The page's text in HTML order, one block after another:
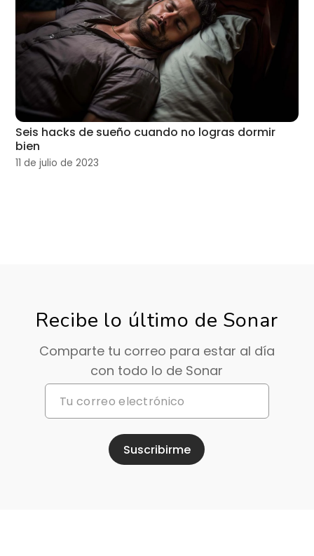
Seis hacks de sueño cuando no logras dormir
bien
11 de julio de 2023
Recibe lo último de Sonar
Comparte tu correo para estar al día
con todo lo de Sonar
Suscribirme